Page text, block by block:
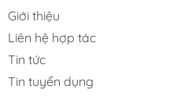
Giới thiệu
Liên hệ hợp tác
Tin tức
Tin tuyển dụng